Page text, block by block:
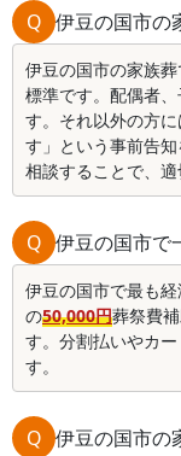
Q 伊豆の国市の
伊豆の国市の家族
標準です。配偶者
す。それ以外の方
す」という事前告
相談することで、適
Q 伊豆の国市で
伊豆の国市で最も
の50,000円葬祭費
す。分割払いやカ
す。
Q 伊豆の国市の